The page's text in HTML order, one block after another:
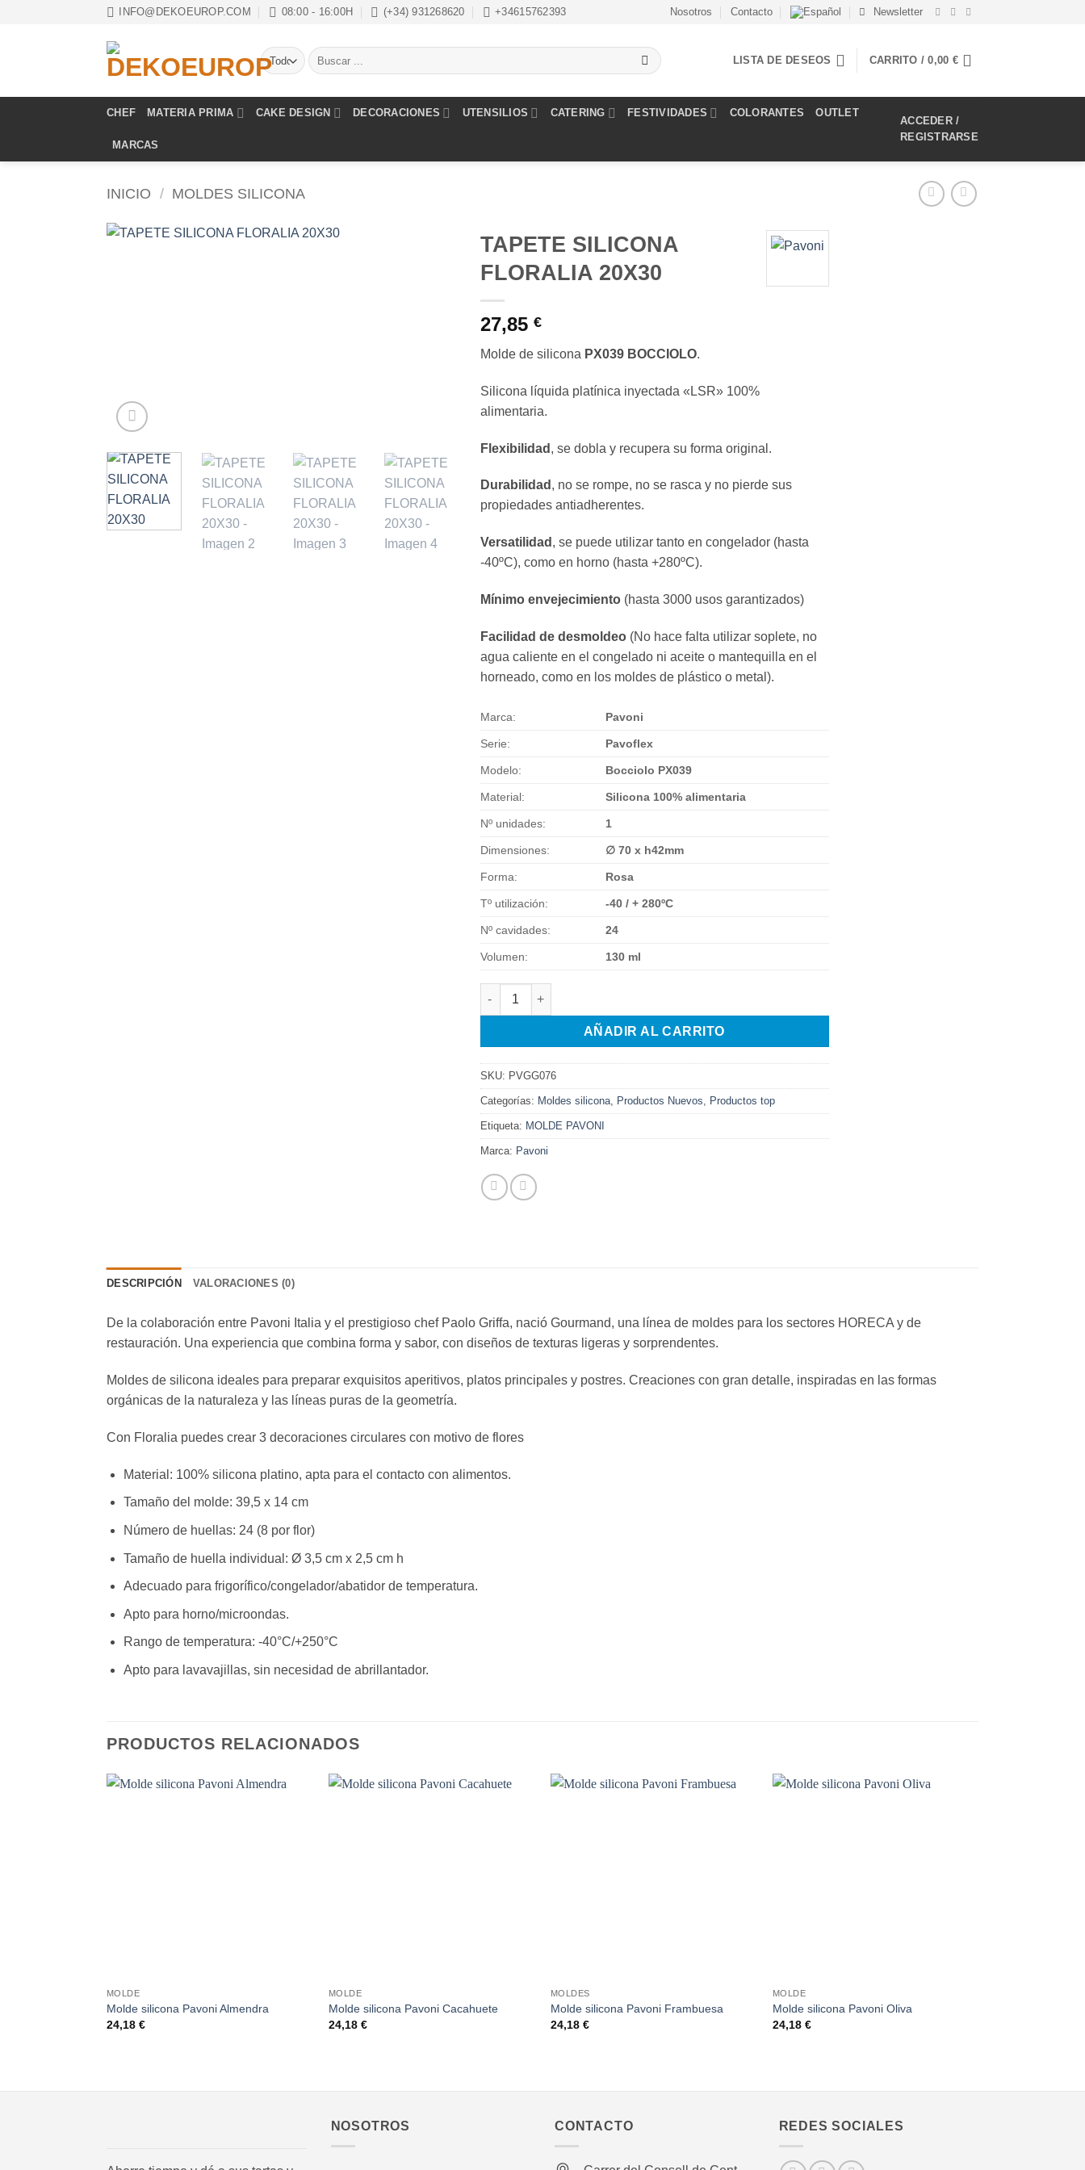
INFO@DEKOEUROP.COM 08:00 - 16:00H (+34) 931268620 +34615762393 Nosotros Contacto Newsletter
Buscar
por:
LISTA DE DESEOS CARRITO /0,00 €
CHEF MATERIA PRIMA CAKE DESIGN DECORACIONES UTENSILIOS CATERING FESTIVIDADES COLORANTES OUTLET
MARCAS
ACCEDER /
REGISTRARSE
INICIO / MOLDES SILICONA
TAPETE SILICONA
FLORALIA 20X30
27,85 €
Molde de silicona PX039 BOCCIOLO.
Silicona líquida platínica inyectada «LSR» 100%
alimentaria.
Flexibilidad , se dobla y recupera su forma original.
Durabilidad , no se rompe, no se rasca y no pierde sus
propiedades antiadherentes.
Versatilidad , se puede utilizar tanto en congelador (hasta
-40ºC), como en horno (hasta +280ºC).
Mínimo envejecimiento(hasta 3000 usos garantizados)
Facilidad de desmoldeo(No hace falta utilizar soplete, no
agua caliente en el congelado ni aceite o mantequilla en el
horneado, como en los moldes de plástico o metal).
Marca: Pavoni
Serie: Pavoflex
Modelo: Bocciolo PX039
Material: Silicona 100% alimentaria
Nº unidades: 1
Dimensiones: ∅ 70 x h42mm
Forma: Rosa
Tº utilización: -40 / + 280ºC
Nº cavidades: 24
Volumen: 130 ml
TAPETE SILICONA FLORALIA 20X30 cantidad
AÑADIR AL CARRITO
SKU: PVGG076
Categorías: Moldes silicona, Productos Nuevos, Productos top
Etiqueta: MOLDE PAVONI
Marca: Pavoni
DESCRIPCIÓN VALORACIONES (0)
De la colaboración entre Pavoni Italia y el prestigioso chef Paolo Griffa, nació Gourmand, una línea de moldes para los sectores HORECA y de
restauración. Una experiencia que combina forma y sabor, con diseños de texturas ligeras y sorprendentes.
Moldes de silicona ideales para preparar exquisitos aperitivos, platos principales y postres. Creaciones con gran detalle, inspiradas en las formas
orgánicas de la naturaleza y las líneas puras de la geometría.
Con Floralia puedes crear 3 decoraciones circulares con motivo de flores
Material: 100% silicona platino, apta para el contacto con alimentos.
Tamaño del molde: 39,5 x 14 cm
Número de huellas: 24 (8 por flor)
Tamaño de huella individual: Ø 3,5 cm x 2,5 cm h
Adecuado para frigorífico/congelador/abatidor de temperatura.
Apto para horno/microondas.
Rango de temperatura: -40°C/+250°C
Apto para lavavajillas, sin necesidad de abrillantador.
PRODUCTOS RELACIONADOS
MOLDE
Molde silicona Pavoni Almendra
24,18 €
MOLDE
Molde silicona Pavoni Cacahuete
24,18 €
MOLDES
Molde silicona Pavoni Frambuesa
24,18 €
MOLDE
Molde silicona Pavoni Oliva
24,18 €
NOSOTROS CONTACTO REDES SOCIALES